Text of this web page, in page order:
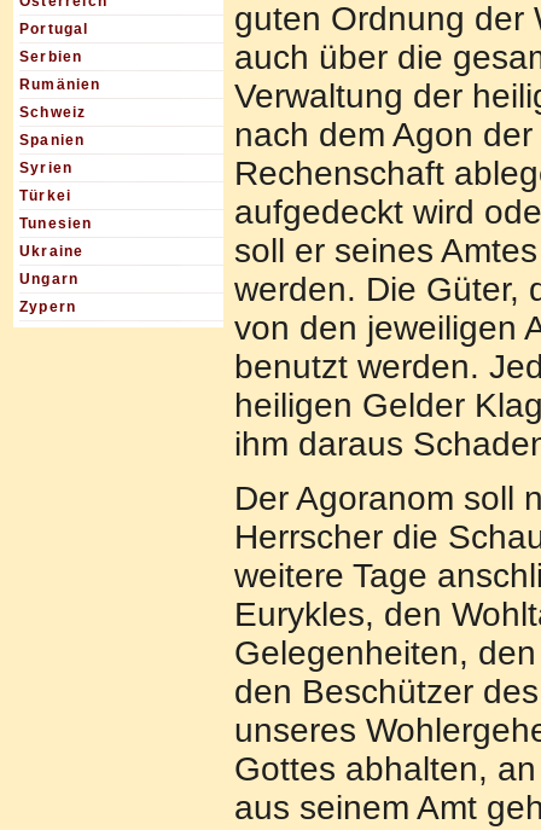
Portugal
Serbien
Rumänien
Schweiz
Spanien
Syrien
Türkei
Tunesien
Ukraine
Ungarn
Zypern
guten Ordnung der
auch über die
Verwaltung der
nach dem Agon
Rechenschaft
aufgedeckt wird
soll er seines
werden. Die Güter,
von den jeweiligen
benutzt werden.
heiligen Gelder
ihm daraus
Der Agoranom soll
Herrscher die
weitere Tage
Eurykles, den
Gelegenheiten,
den Beschützer
unseres
Gottes abhalten,
aus seinem Amt